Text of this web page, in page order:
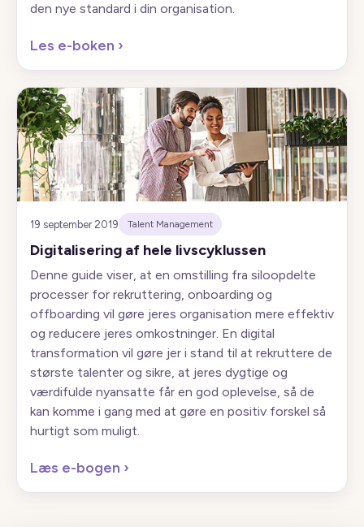
den nye standard i din organisation.
Les e-boken ›
19 september 2019 Talent Management
Digitalisering af hele livscyklussen
Denne guide viser, at en omstilling fra siloopdelte
processer for rekruttering, onboarding og
offboarding vil gøre jeres organisation mere effektiv
og reducere jeres omkostninger. En digital
transformation vil gøre jer i stand til at rekruttere de
største talenter og sikre, at jeres dygtige og
værdifulde nyansatte får en god oplevelse, så de
kan komme i gang med at gøre en positiv forskel så
hurtigt som muligt.
Læs e-bogen ›